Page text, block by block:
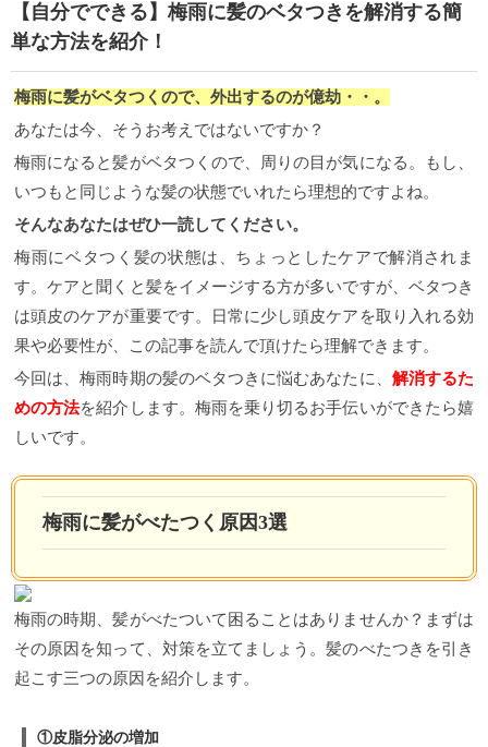
【自分でできる】梅雨に髪のベタつきを解消する簡
単な方法を紹介！
梅雨に髪がベタつくので、外出するのが億劫・・。
あなたは今、そうお考えではないですか？
梅雨になると髪がベタつくので、周りの目が気になる。もし、
いつもと同じような髪の状態でいれたら理想的ですよね。
そんなあなたはぜひ一読してください。
梅雨にベタつく髪の状態は、ちょっとしたケアで解消されま
す。ケアと聞くと髪をイメージする方が多いですが、ベタつき
は頭皮のケアが重要です。日常に少し頭皮ケアを取り入れる効
果や必要性が、この記事を読んで頂けたら理解できます。
今回は、梅雨時期の髪のベタつきに悩むあなたに、 解消するた
めの方法を紹介します。梅雨を乗り切るお手伝いができたら嬉
しいです。
梅雨に髪がべたつく原因3選
梅雨の時期、髪がべたついて困ることはありませんか？まずは
その原因を知って、対策を立てましょう。髪のべたつきを引き
起こす三つの原因を紹介します。
①皮脂分泌の増加